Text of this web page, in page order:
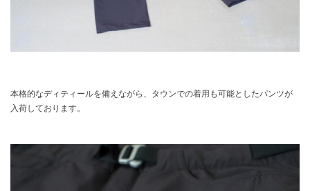
本格的なディティールを備えながら、タウンでの着用も可能としたパンツが
入荷しております。